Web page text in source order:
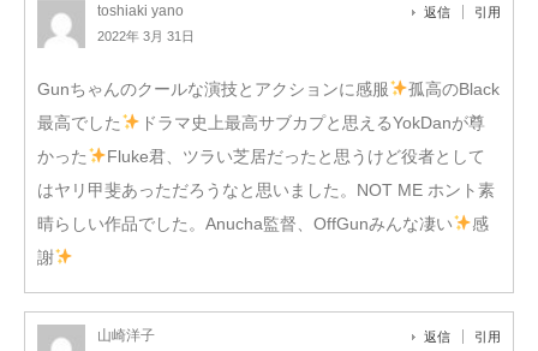
toshiaki yano
2022年 3月 31日
返信 引用
Gunちゃんのクールな演技とアクションに感服
孤高のBlack
最高でした
ドラマ史上最高サブカプと思えるYokDanが尊
かった
Fluke君、ツラい芝居だったと思うけど役者として
はヤリ甲斐あっただろうなと思いました。NOT ME ホント素
晴らしい作品でした。Anucha監督、OffGunみんな凄い
感
謝
山崎洋子 返信 引用